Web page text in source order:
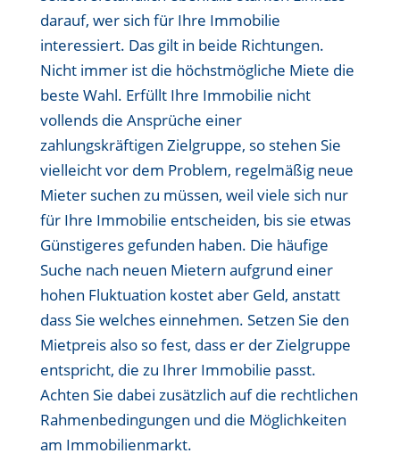
darauf, wer sich für Ihre Immobilie
interessiert. Das gilt in beide Richtungen.
Nicht immer ist die höchstmögliche Miete die
beste Wahl. Erfüllt Ihre Immobilie nicht
vollends die Ansprüche einer
zahlungskräftigen Zielgruppe, so stehen Sie
vielleicht vor dem Problem, regelmäßig neue
Mieter suchen zu müssen, weil viele sich nur
für Ihre Immobilie entscheiden, bis sie etwas
Günstigeres gefunden haben. Die häufige
Suche nach neuen Mietern aufgrund einer
hohen Fluktuation kostet aber Geld, anstatt
dass Sie welches einnehmen. Setzen Sie den
Mietpreis also so fest, dass er der Zielgruppe
entspricht, die zu Ihrer Immobilie passt.
Achten Sie dabei zusätzlich auf die rechtlichen
Rahmenbedingungen und die Möglichkeiten
am Immobilienmarkt.